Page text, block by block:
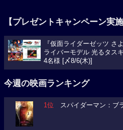
【プレゼントキャンペーン実施
『仮面ライダーゼッツ さ
ライバーモデル 光るタスキ
4名様 [〆8/6(木)]
今週の映画ランキング
1位 スパイダーマン：ブ